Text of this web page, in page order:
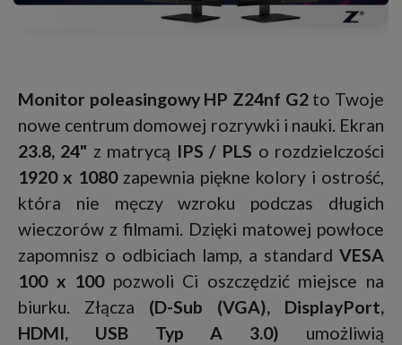
Monitor poleasingowy HP Z24nf G2 to Twoje
nowe centrum domowej rozrywki i nauki. Ekran
23.8, 24" z matrycą IPS / PLS o rozdzielczości
1920 x 1080zapewnia piękne kolory i ostrość,
która nie męczy wzroku podczas długich
wieczorów z filmami. Dzięki matowej powłoce
zapomnisz o odbiciach lamp, a standard VESA
100 x 100 pozwoli Ci oszczędzić miejsce na
biurku. Złącza (D-Sub (VGA), DisplayPort,
HDMI, USB Typ A 3.0) umożliwią